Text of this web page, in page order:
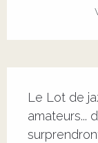
Le Lot de
amateurs...